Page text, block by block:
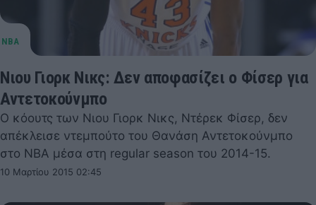
Νιου Γιορκ Νικς: Δεν αποφασίζει ο Φίσερ για
Αντετοκούνμπο
Ο κόουτς των Νιου Γιορκ Νικς, Ντέρεκ Φίσερ, δεν
απέκλεισε ντεμπούτο του Θανάση Αντετοκούνμπο
στο ΝΒΑ μέσα στη regular season του 2014-15.
10 Μαρτίου 2015 02:45